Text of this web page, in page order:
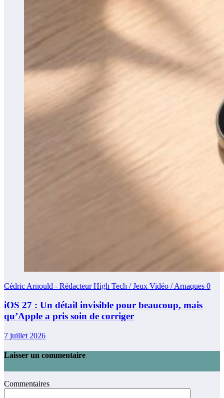
Cédric Arnould - Rédacteur High Tech / Jeux Vidéo / Arnaques 0
iOS 27 : Un détail invisible pour beaucoup, mais
qu’Apple a pris soin de corriger
7 juillet 2026
Laisser un commentaire
Commentaires